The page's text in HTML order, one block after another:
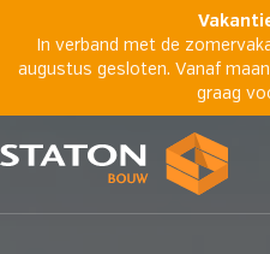
In verband met de
augustus gesloten. Vanaf
graag